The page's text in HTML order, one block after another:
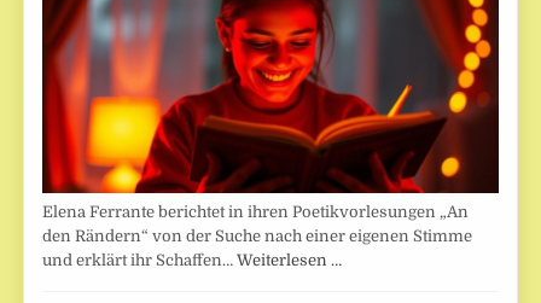
Elena Ferrante berichtet in ihren Poetikvorlesungen „An
den Rändern“ von der Suche nach einer eigenen Stimme
und erklärt ihr Schaffen…Weiterlesen …